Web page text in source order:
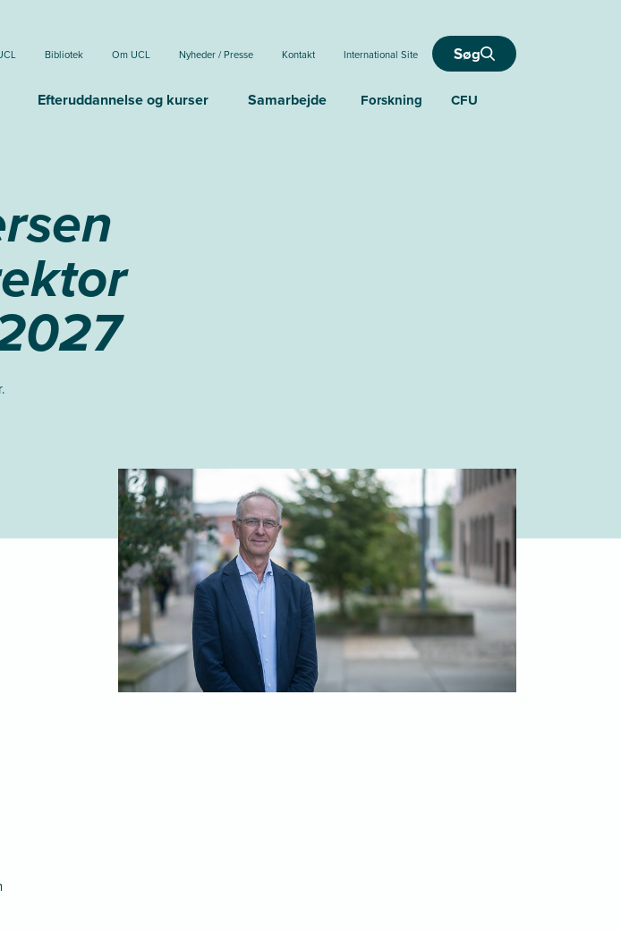
Bibliotek Om UCL Nyheder / Presse Kontakt International Site Søg
Efteruddannelse og kurser Samarbejde Forskning CFU